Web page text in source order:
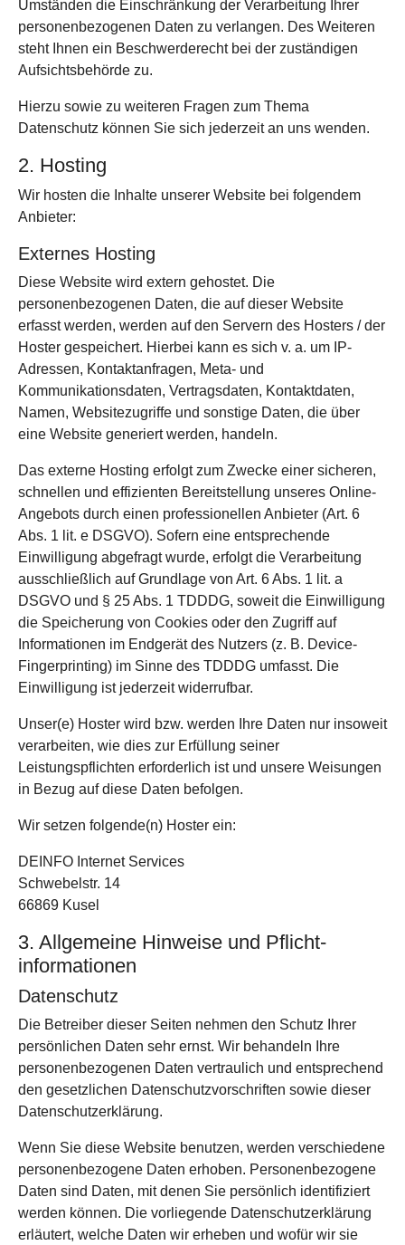
Umständen die Einschränkung der Verarbeitung Ihrer
personenbezogenen Daten zu verlangen. Des Weiteren
steht Ihnen ein Beschwerderecht bei der zuständigen
Aufsichtsbehörde zu.
Hierzu sowie zu weiteren Fragen zum Thema
Datenschutz können Sie sich jederzeit an uns wenden.
2. Hosting
Wir hosten die Inhalte unserer Website bei folgendem
Anbieter:
Externes Hosting
Diese Website wird extern gehostet. Die
personenbezogenen Daten, die auf dieser Website
erfasst werden, werden auf den Servern des Hosters / der
Hoster gespeichert. Hierbei kann es sich v. a. um IP-
Adressen, Kontaktanfragen, Meta- und
Kommunikationsdaten, Vertragsdaten, Kontaktdaten,
Namen, Websitezugriffe und sonstige Daten, die über
eine Website generiert werden, handeln.
Das externe Hosting erfolgt zum Zwecke einer sicheren,
schnellen und effizienten Bereitstellung unseres Online-
Angebots durch einen professionellen Anbieter (Art. 6
Abs. 1 lit. e DSGVO). Sofern eine entsprechende
Einwilligung abgefragt wurde, erfolgt die Verarbeitung
ausschließlich auf Grundlage von Art. 6 Abs. 1 lit. a
DSGVO und § 25 Abs. 1 TDDDG, soweit die Einwilligung
die Speicherung von Cookies oder den Zugriff auf
Informationen im Endgerät des Nutzers (z. B. Device-
Fingerprinting) im Sinne des TDDDG umfasst. Die
Einwilligung ist jederzeit widerrufbar.
Unser(e) Hoster wird bzw. werden Ihre Daten nur insoweit
verarbeiten, wie dies zur Erfüllung seiner
Leistungspflichten erforderlich ist und unsere Weisungen
in Bezug auf diese Daten befolgen.
Wir setzen folgende(n) Hoster ein:
DEINFO Internet Services
Schwebelstr. 14
66869 Kusel
3. Allgemeine Hinweise und Pflicht­
informationen
Datenschutz
Die Betreiber dieser Seiten nehmen den Schutz Ihrer
persönlichen Daten sehr ernst. Wir behandeln Ihre
personenbezogenen Daten vertraulich und entsprechend
den gesetzlichen Datenschutzvorschriften sowie dieser
Datenschutzerklärung.
Wenn Sie diese Website benutzen, werden verschiedene
personenbezogene Daten erhoben. Personenbezogene
Daten sind Daten, mit denen Sie persönlich identifiziert
werden können. Die vorliegende Datenschutzerklärung
erläutert, welche Daten wir erheben und wofür wir sie